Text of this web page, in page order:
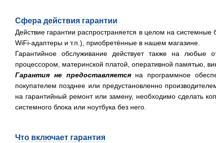
Сфера действия гарантии
Действие гарантии распространяется в целом на
WiFi-адаптеры и т.п.), приобретённые в нашем магазине.
Гарантийное обслуживание действует также на любые
процессором, материнской платой, оперативной памятью,
Гарантия не предоставляетсяна программное
покупателем позднее или предустановленно
на гарантийный ремонт или замену, необходимо сделать
системного блока или ноутбука без него.
Что включает гарантия